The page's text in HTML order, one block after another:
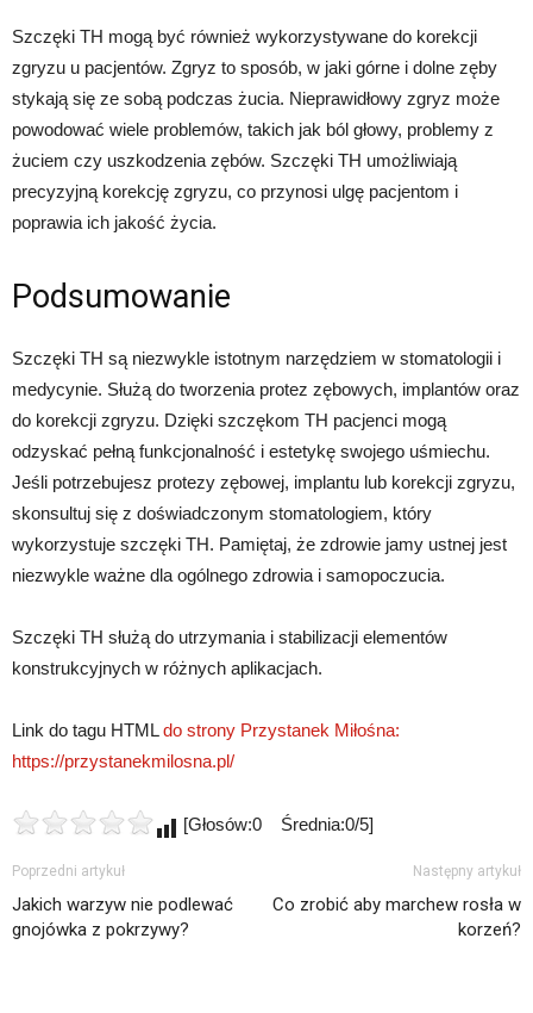
Szczęki TH mogą być również wykorzystywane do korekcji
zgryzu u pacjentów. Zgryz to sposób, w jaki górne i dolne zęby
stykają się ze sobą podczas żucia. Nieprawidłowy zgryz może
powodować wiele problemów, takich jak ból głowy, problemy z
żuciem czy uszkodzenia zębów. Szczęki TH umożliwiają
precyzyjną korekcję zgryzu, co przynosi ulgę pacjentom i
poprawia ich jakość życia.
Podsumowanie
Szczęki TH są niezwykle istotnym narzędziem w stomatologii i
medycynie. Służą do tworzenia protez zębowych, implantów oraz
do korekcji zgryzu. Dzięki szczękom TH pacjenci mogą
odzyskać pełną funkcjonalność i estetykę swojego uśmiechu.
Jeśli potrzebujesz protezy zębowej, implantu lub korekcji zgryzu,
skonsultuj się z doświadczonym stomatologiem, który
wykorzystuje szczęki TH. Pamiętaj, że zdrowie jamy ustnej jest
niezwykle ważne dla ogólnego zdrowia i samopoczucia.
Szczęki TH służą do utrzymania i stabilizacji elementów
konstrukcyjnych w różnych aplikacjach.
Link do tagu HTMLdo strony Przystanek Miłośna:
https://przystanekmilosna.pl/
[Głosów:0 Średnia:0/5]
Poprzedni artykuł
Jakich warzyw nie podlewać
gnojówka z pokrzywy?
Następny artykuł
Co zrobić aby marchew rosła w
korzeń?